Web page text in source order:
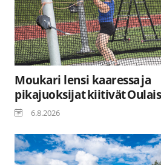
Moukari lensi kaaressa ja
pikajuoksijat kiitivät
6.8.2026